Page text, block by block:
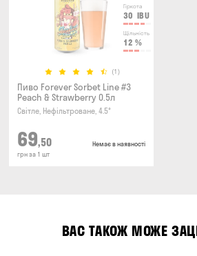
Гіркота
30 IBU
Щільність
12 %
(1)
Пиво Forever Sorbet Line #3
Peach & Strawberry 0.5л
Світле, Нефільтроване, 4.5°
69,50
грн за 1 шт
Немає в наявності
ВАС ТАКОЖ МОЖЕ